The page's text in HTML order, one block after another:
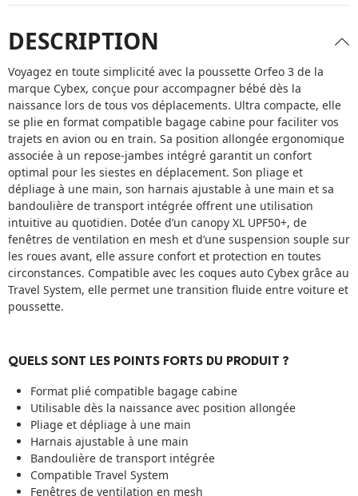
DESCRIPTION
Voyagez en toute simplicité avec la poussette Orfeo 3 de la
marque Cybex, conçue pour accompagner bébé dès la
naissance lors de tous vos déplacements. Ultra compacte, elle
se plie en format compatible bagage cabine pour faciliter vos
trajets en avion ou en train. Sa position allongée ergonomique
associée à un repose-jambes intégré garantit un confort
optimal pour les siestes en déplacement. Son pliage et
dépliage à une main, son harnais ajustable à une main et sa
bandoulière de transport intégrée offrent une utilisation
intuitive au quotidien. Dotée d’un canopy XL UPF50+, de
fenêtres de ventilation en mesh et d’une suspension souple sur
les roues avant, elle assure confort et protection en toutes
circonstances. Compatible avec les coques auto Cybex grâce au
Travel System, elle permet une transition fluide entre voiture et
poussette.
QUELS SONT LES POINTS FORTS DU PRODUIT ?
Format plié compatible bagage cabine
Utilisable dès la naissance avec position allongée
Pliage et dépliage à une main
Harnais ajustable à une main
Bandoulière de transport intégrée
Compatible Travel System
Fenêtres de ventilation en mesh